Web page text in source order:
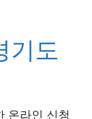
기도
온라인 신청